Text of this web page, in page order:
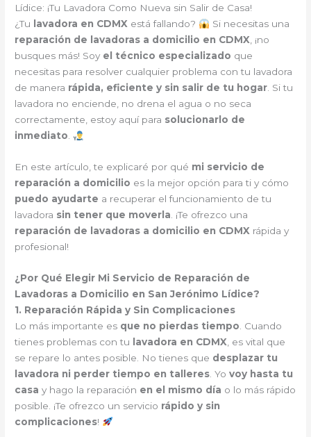
Lídice: ¡Tu Lavadora Como Nueva sin Salir de Casa!
¿Tu
lavadora en CDMX está fallando?
Si necesitas una
reparación de lavadoras a domicilio en CDMX, ¡no
busques más! Soy el técnico especializado que
necesitas para resolver cualquier problema con tu lavadora
de manera rápida, eficiente y sin salir de tu hogar. Si tu
lavadora no enciende, no drena el agua o no seca
correctamente, estoy aquí para solucionarlo de
inmediato.
En este artículo, te explicaré por qué mi servicio de
reparación a domicilio es la mejor opción para ti y cómo
puedo ayudarte a recuperar el funcionamiento de tu
lavadora sin tener que moverla . ¡Te ofrezco una
reparación de lavadoras a domicilio en CDMX rápida y
profesional!
¿Por Qué Elegir Mi Servicio de Reparación de
Lavadoras a Domicilio en San Jerónimo Lídice?
1. Reparación Rápida y Sin Complicaciones
Lo más importante es que no pierdas tiempo . Cuando
tienes problemas con tu
lavadora en CDMX , es vital que
se repare lo antes posible. No tienes que desplazar tu
lavadora ni perder tiempo en talleres . Yovoy hasta tu
casa y hago la reparación en el mismo día o lo más rápido
posible. ¡Te ofrezco un servicio rápido y sin
complicaciones!